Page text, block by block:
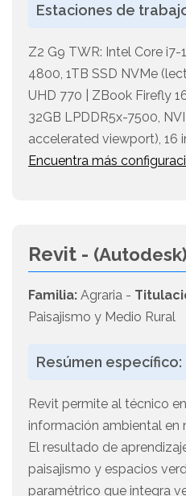
Estaciones de
Z2 G9 TWR: Intel Core i7-
4800, 1TB SSD NVMe
UHD 770 | ZBook Firefly
32GB LPDDR5x-7500,
accelerated viewport), 16
Encuentra más
Revit - (Autodesk)
Familia: Agraria -
Paisajismo y Medio Rural
Resúmen específico:
Revit permite al técnico
información ambiental en
El resultado de
paisajismo y espacios
paramétrico que integra